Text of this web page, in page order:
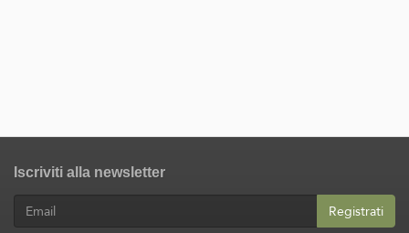
Iscriviti alla newsletter
Registrati